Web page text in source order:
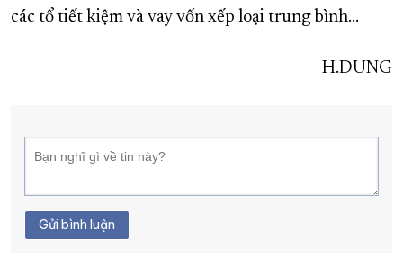
các tổ tiết kiệm và vay vốn xếp loại trung bình…
H.DUNG
Gửi bình luận